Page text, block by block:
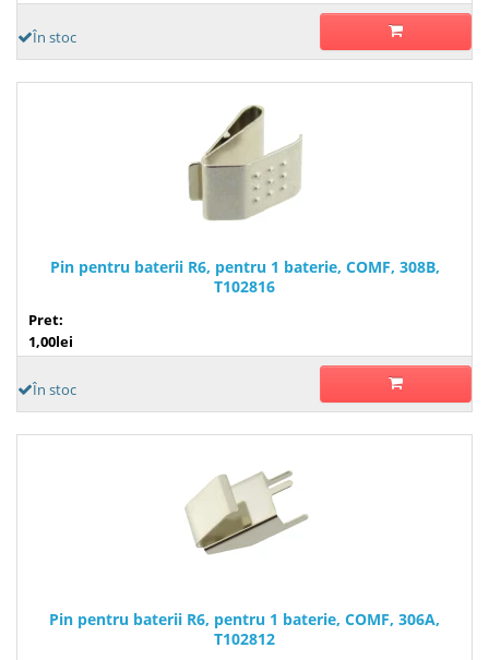
În stoc
Pin pentru baterii R6, pentru 1 baterie, COMF, 308B,
T102816
Pret:
1,00lei
În stoc
Pin pentru baterii R6, pentru 1 baterie, COMF, 306A,
T102812